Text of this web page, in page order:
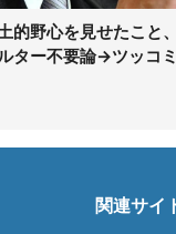
的野心を見せたこと
ター不要論→ツッコ
関連サイ